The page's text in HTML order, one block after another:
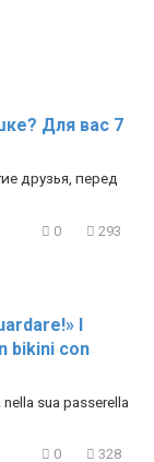
Для вас 7
друзья, перед
0 293
I
bikini con
sua passerella
0 328